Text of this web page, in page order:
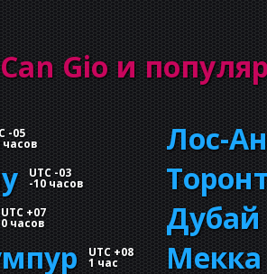
Gio и
-05
часов Лос-
UTC -03
-10 часов
UTC +07
0 часов Дубай
UTC +08
1 час Мекка